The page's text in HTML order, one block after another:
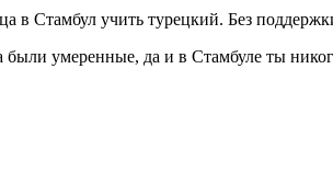
в Стамбул учить турецкий. Без
умеренные, да и в Стамбуле ты